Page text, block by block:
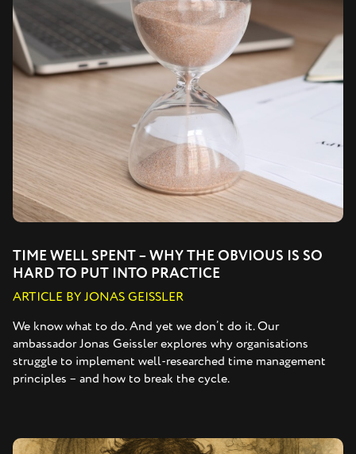
TIME WELL SPENT – WHY THE OBVIOUS IS SO
HARD TO PUT INTO PRACTICE
ARTICLE BY JONAS GEISSLER
We know what to do. And yet we don’t do it. Our
ambassador Jonas Geissler explores why organisations
struggle to implement well-researched time management
principles – and how to break the cycle.